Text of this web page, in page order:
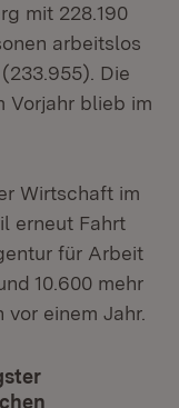
mit 228.190
arbeitslos
Die
Vorjahr blieb im
Wirtschaft im
erneut Fahrt
für Arbeit
10.600 mehr
einem Jahr.